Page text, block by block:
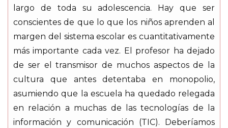
largo de toda su adolescencia. Hay que ser
conscientes de que lo que los niños aprenden al
margen del sistema escolar es cuantitativamente
más importante cada vez. El profesor ha dejado
de ser el transmisor de muchos aspectos de la
cultura que antes detentaba en monopolio,
asumiendo que la escuela ha quedado relegada
en relación a muchas de las tecnologías de la
información y comunicación (TIC). Deberíamos